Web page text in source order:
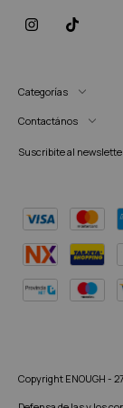
Categorías
Contactános
Suscribite al
Copyright ENOUGH -